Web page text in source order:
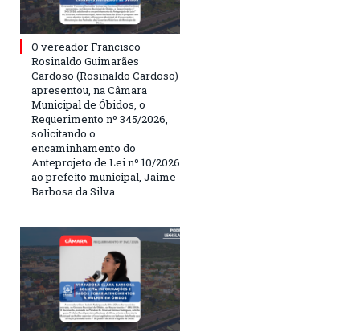
O vereador Francisco
Rosinaldo Guimarães
Cardoso (Rosinaldo Cardoso)
apresentou, na Câmara
Municipal de Óbidos, o
Requerimento nº 345/2026,
solicitando o
encaminhamento do
Anteprojeto de Lei nº 10/2026
ao prefeito municipal, Jaime
Barbosa da Silva.